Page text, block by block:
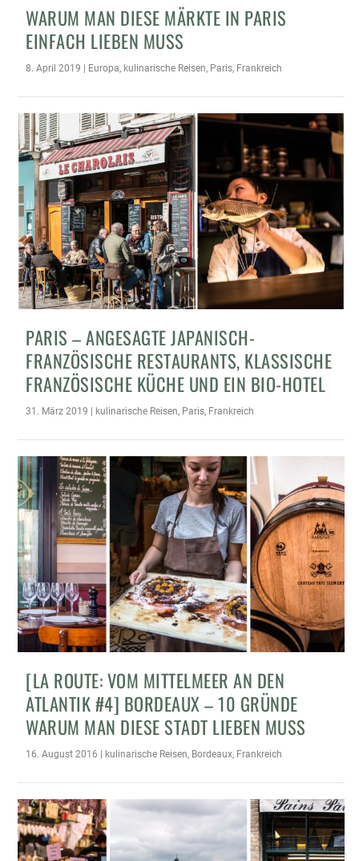
WARUM MAN DIESE MÄRKTE IN PARIS
EINFACH LIEBEN MUSS
8. April 2019 | Europa, kulinarische Reisen, Paris, Frankreich
PARIS – ANGESAGTE JAPANISCH-
FRANZÖSISCHE RESTAURANTS, KLASSISCHE
FRANZÖSISCHE KÜCHE UND EIN BIO-HOTEL
31. März 2019 | kulinarische Reisen, Paris, Frankreich
[LA ROUTE: VOM MITTELMEER AN DEN
ATLANTIK #4] BORDEAUX – 10 GRÜNDE
WARUM MAN DIESE STADT LIEBEN MUSS
16. August 2016 kulinarische Reisen, Bordeaux, Frankreich